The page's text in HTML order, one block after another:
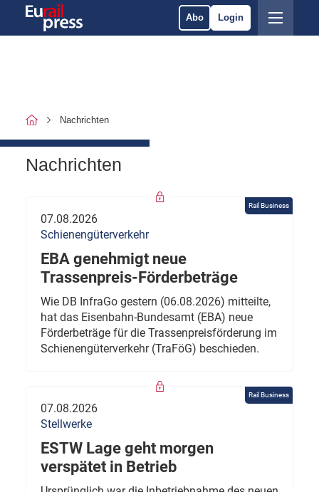
Abo Login
Nachrichten
Nachrichten
Rail Business
07.08.2026
Schienengüterverkehr
EBA genehmigt neue
Trassenpreis-Förderbeträge
Wie DB InfraGo gestern (06.08.2026) mitteilte,
hat das Eisenbahn-Bundesamt (EBA) neue
Förderbeträge für die Trassenpreisförderung im
Schienengüterverkehr (TraFöG) beschieden.
Rail Business
07.08.2026
Stellwerke
ESTW Lage geht morgen
verspätet in Betrieb